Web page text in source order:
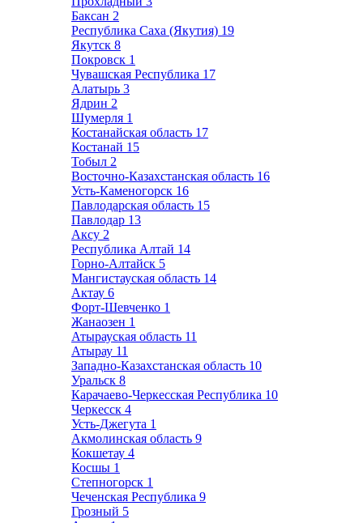
Баксан 2
Республика Саха (Якутия) 19
Якутск 8
Покровск 1
Чувашская Республика 17
Алатырь 3
Ядрин 2
Шумерля 1
Костанайская область 17
Костанай 15
Тобыл 2
Восточно-Казахстанская область 16
Усть-Каменогорск 16
Павлодарская область 15
Павлодар 13
Аксу 2
Республика Алтай 14
Горно-Алтайск 5
Мангистауская область 14
Актау 6
Форт-Шевченко 1
Жанаозен 1
Атырауская область 11
Атырау 11
Западно-Казахстанская область 10
Уральск 8
Карачаево-Черкесская Республика 10
Черкесск 4
Усть-Джегута 1
Акмолинская область 9
Кокшетау 4
Косшы 1
Степногорск 1
Чеченская Республика 9
Грозный 5